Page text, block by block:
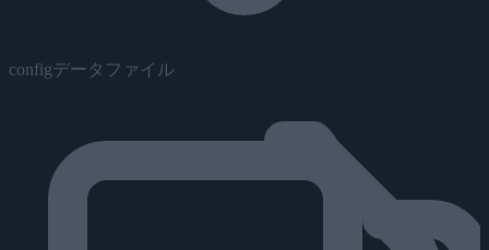
configデータファイル